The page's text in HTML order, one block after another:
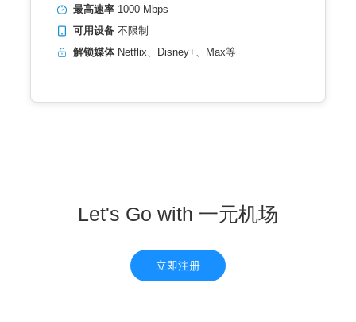
最高速率1000 Mbps
可用设备不限制
解锁媒体Netflix、Disney+、Max等
Let's Go with 一元机场
立即注册